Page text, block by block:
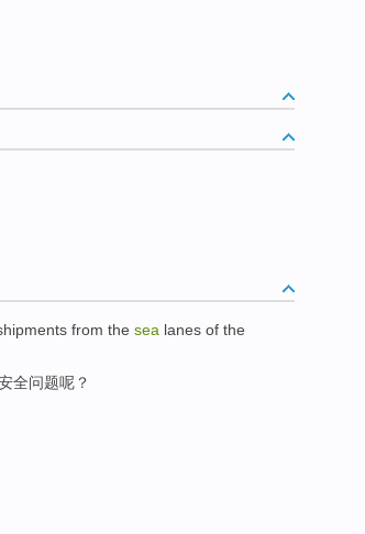
from the sea lanes of the
全问题呢？